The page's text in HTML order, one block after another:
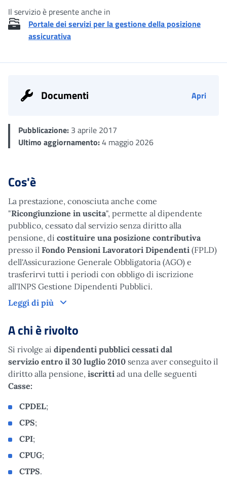
Il servizio è presente anche in
Portale dei servizi per la gestione della posizione
assicurativa
Pubblicazione: 3 aprile 2017
Ultimo aggiornamento:4 maggio 2026
Cos'è
La prestazione, conosciuta anche come
"Ricongiunzione in uscita", permette al dipendente
pubblico, cessato dal servizio senza diritto alla
pensione, di costituire una posizione contributiva
presso il Fondo Pensioni Lavoratori Dipendenti (FPLD)
dell'Assicurazione Generale Obbligatoria (AGO) e
trasferirvi tutti i periodi con obbligo di iscrizione
all'INPS Gestione Dipendenti Pubblici.
Leggi di più
Cos'è
A chi è rivolto
Si rivolge ai dipendenti pubblici cessati dal
servizio entro il 30 luglio 2010 senza aver conseguito il
diritto alla pensione, iscritti ad una delle seguenti
Casse:
CPDEL;
CPS;
CPI;
CPUG;
CTPS.
Documenti Apri